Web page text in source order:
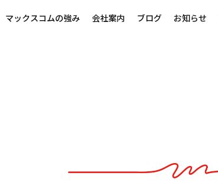
マックスコムの強み 会社案内 ブログ お知らせ